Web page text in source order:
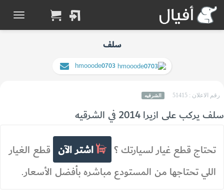
سلف
hmooode0703
رقم الاعلان : 51415 الشرقيه
سلف يركب على ازيرا 2014 في الشرقيه
تحتاج قطع غيار لسيارتك ؟
اشتر الآن قطع الغيار
اللي تحتاجها من المستودع مباشره بأفضل الأسعار.